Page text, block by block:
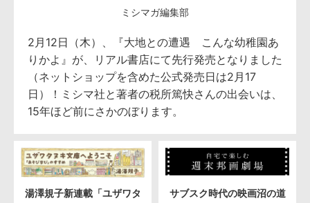
ミシマガ編集部
2月12日（木）、『大地との遭遇 こんな幼稚園あ
りかよ』が、リアル書店にて先行発売となりました
（ネットショップを含めた公式発売日は2月17
日）！ミシマ社と著者の税所篤快さんの出会いは、
15年ほど前にさかのぼります。
湯澤規子新連載「ユザワタ
サブスク時代の映画沼の道